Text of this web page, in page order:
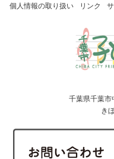
個人情報の取り扱い リンク
千葉県千葉市
き